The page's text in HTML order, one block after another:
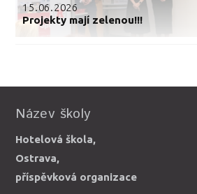
15.06.2026
Projekty mají zelenou!!!
Název školy
Hotelová škola,
Ostrava,
příspěvková organizace